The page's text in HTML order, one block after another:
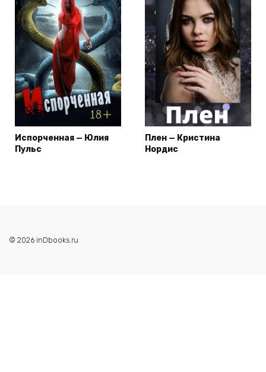
Испорченная — Юлия
Пульс
Плен — Кристина
Нордис
© 2026 inDbooks.ru